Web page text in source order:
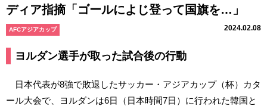
ディア指摘「ゴールによじ登って国旗を…」
AFCアジアカップ 2024.02.08
ヨルダン選手が取った試合後の行動
日本代表が8強で敗退したサッカー・アジアカップ（杯）カタ
ール大会で、ヨルダンは6日（日本時間7日）に行われた韓国と